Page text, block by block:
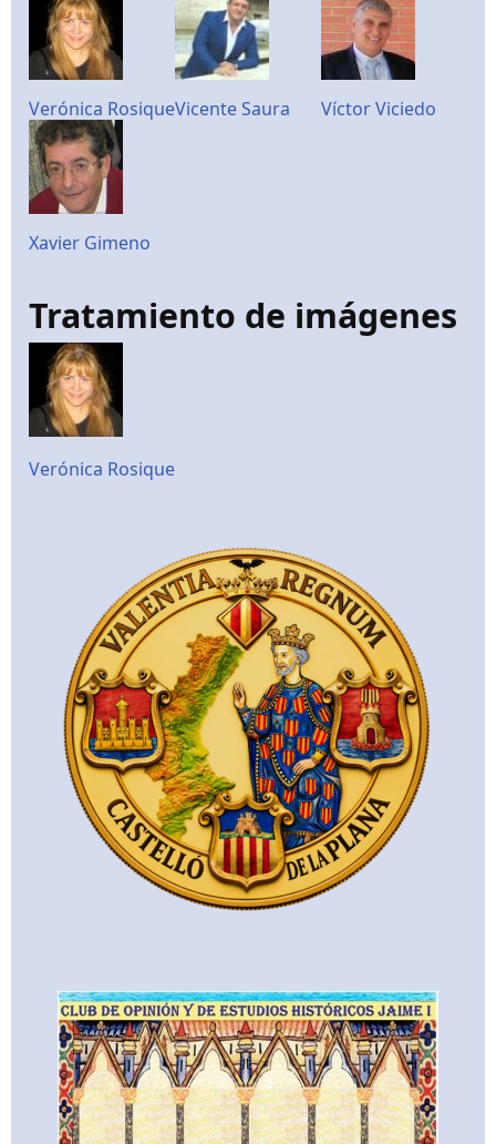
Verónica RosiqueVicente Saura Víctor Viciedo
Xavier Gimeno
Tratamiento de imágenes
Verónica Rosique